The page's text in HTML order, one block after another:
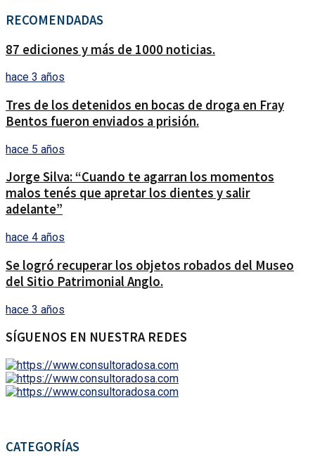
RECOMENDADAS
87 ediciones y más de 1000 noticias.
hace 3 años
Tres de los detenidos en bocas de droga en Fray
Bentos fueron enviados a prisión.
hace 5 años
Jorge Silva: “Cuando te agarran los momentos
malos tenés que apretar los dientes y salir
adelante”
hace 4 años
Se logró recuperar los objetos robados del Museo
del Sitio Patrimonial Anglo.
hace 3 años
SÍGUENOS EN NUESTRA REDES
CATEGORÍAS